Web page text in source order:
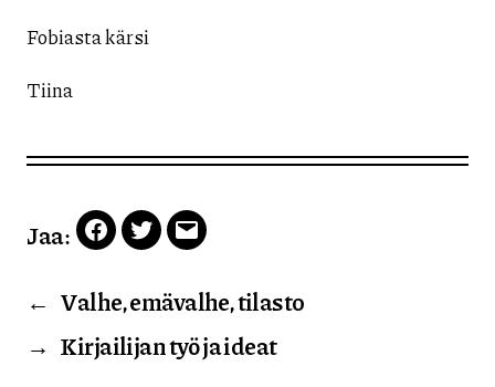
Fobiasta kärsi
Tiina
Jaa: Facebook
TwitterEmail
← Valhe, emävalhe, tilasto
→ Kirjailijan työ ja ideat